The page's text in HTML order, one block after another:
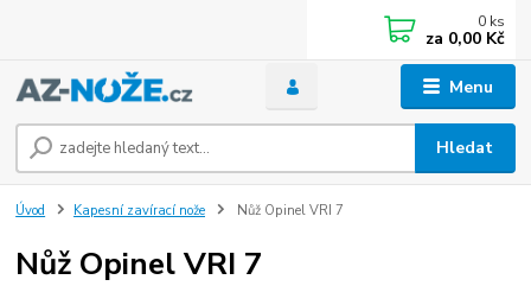
Menu
Hledat
0 ks
za 0,00 Kč
Úvod Kapesní zavírací nože Nůž Opinel VRI 7
Nůž Opinel VRI 7